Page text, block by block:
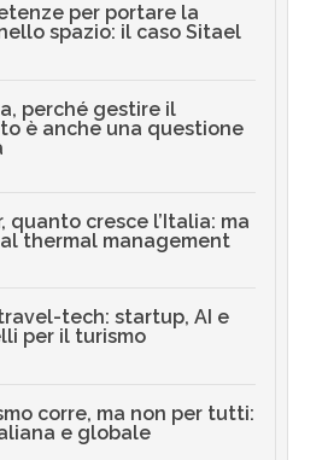
per portare la
spazio: il caso Sitael
perché gestire il
è anche una questione
quanto cresce l’Italia: ma
thermal management
tech: startup, AI e
per il turismo
corre, ma non per tutti:
e globale